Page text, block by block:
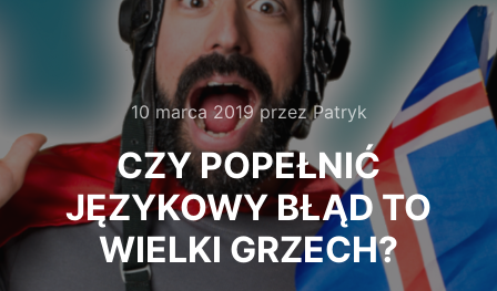
10 marca 2019przezPatryk
CZY POPEŁNIĆ
JĘZYKOWY BŁĄD TO
WIELKI GRZECH?